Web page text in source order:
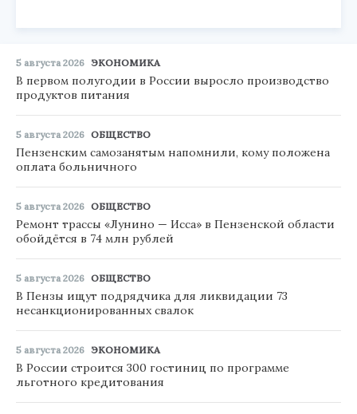
5 августа 2026 ЭКОНОМИКА
В первом полугодии в России выросло производство
продуктов питания
5 августа 2026 ОБЩЕСТВО
Пензенским самозанятым напомнили, кому положена
оплата больничного
5 августа 2026 ОБЩЕСТВО
Ремонт трассы «Лунино — Исса» в Пензенской области
обойдётся в 74 млн рублей
5 августа 2026 ОБЩЕСТВО
В Пензы ищут подрядчика для ликвидации 73
несанкционированных свалок
5 августа 2026 ЭКОНОМИКА
В России строится 300 гостиниц по программе
льготного кредитования